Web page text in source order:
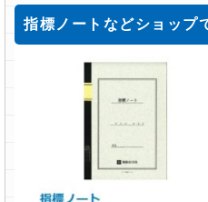
指標ノートなどショップ